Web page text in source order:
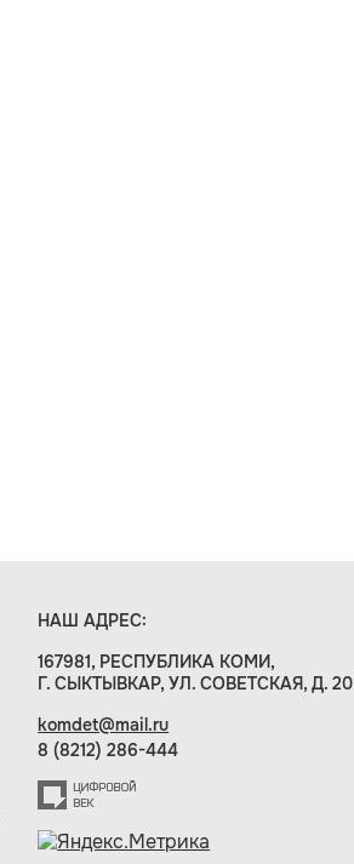
НАШ АДРЕС:
167981, РЕСПУБЛИКА КОМИ,
Г. СЫКТЫВКАР, УЛ. СОВЕТСКАЯ, Д. 20
komdet@mail.ru
8 (8212) 286-444